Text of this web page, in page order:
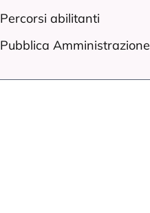
Percorsi abilitanti
Pubblica Amministrazione